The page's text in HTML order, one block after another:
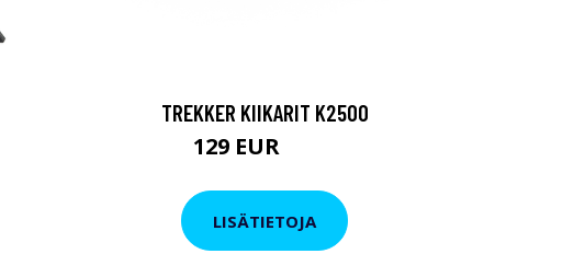
TREKKER KIIKARIT K2500
129 EUR
LISÄTIETOJA